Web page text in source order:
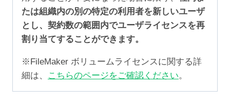
たは組織内の別の特定の利用者を新しいユーザ
とし、契約数の範囲内でユーザライセンスを再
割り当てすることができます。
※FileMaker ボリュームライセンスに関する詳
細は、
こちらのページをご確認ください。